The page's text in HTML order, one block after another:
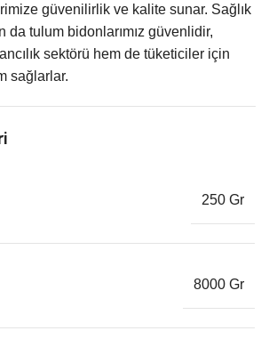
güvenilirlik ve kalite sunar. Sağlık
da tulum bidonlarımız güvenlidir,
sektörü hem de tüketiciler için
sağlarlar.
250 Gr
8000 Gr